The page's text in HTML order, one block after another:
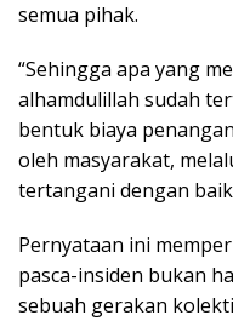
semua pihak.
“Sehingga apa yang
alhamdulillah sudah
bentuk biaya
oleh masyarakat,
tertangani dengan
Pernyataan ini
pasca-insiden bukan
sebuah gerakan